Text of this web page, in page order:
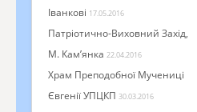
Іванкові 17.05.2016
Патріотично-Виховний Захід,
М. Кам’янка 22.04.2016
Храм Преподобної Мучениці
Євгенії УПЦКП 30.03.2016